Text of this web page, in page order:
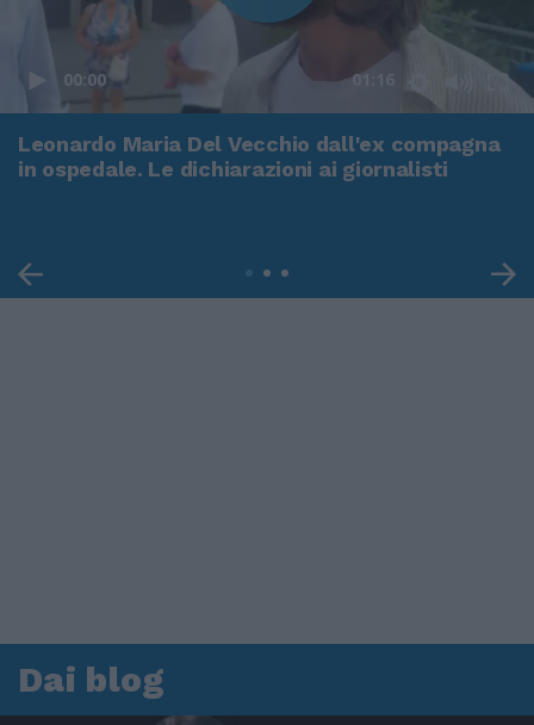
00:00 01:16
Leonardo Maria Del Vecchio dall'ex compagna
in ospedale. Le dichiarazioni ai giornalisti
Dai blog